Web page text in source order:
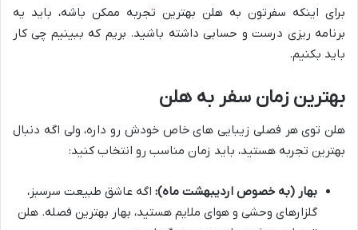
برای اینکه سفرتون به هلن بهترین تجربه ممکن باشه، باید یه
برنامه ریزی درست و حسابی داشته باشید. بریم که ببینیم چی کار
باید بکنیم.
بهترین زمان سفر به هلن
هلن توی هر فصلی زیبایی های خاص خودش رو داره، ولی اگه دنبال
بهترین تجربه هستید، باید زمان مناسب رو انتخاب کنید:
بهار (به خصوص اردیبهشت ماه): اگه عاشق طبیعت سرسبز،
گلزارهای وحشی و هوای ملایم هستید، بهار بهترین فصله. هلن